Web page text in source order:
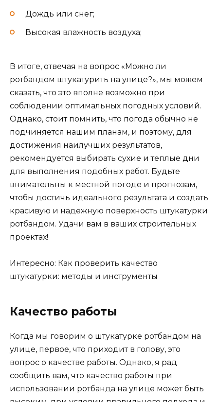
Дождь или снег;
Высокая влажность воздуха;
В итоге, отвечая на вопрос «Можно ли
ротбандом штукатурить на улице?», мы можем
сказать, что это вполне возможно при
соблюдении оптимальных погодных условий.
Однако, стоит помнить, что погода обычно не
подчиняется нашим планам, и поэтому, для
достижения наилучших результатов,
рекомендуется выбирать сухие и теплые дни
для выполнения подобных работ. Будьте
внимательны к местной погоде и прогнозам,
чтобы достичь идеального результата и создать
красивую и надежную поверхность штукатурки
ротбандом. Удачи вам в ваших строительных
проектах!
Интересно: Как проверить качество
штукатурки: методы и инструменты
Качество работы
Когда мы говорим о штукатурке ротбандом на
улице, первое, что приходит в голову, это
вопрос о качестве работы. Однако, я рад
сообщить вам, что качество работы при
использовании ротбанда на улице может быть